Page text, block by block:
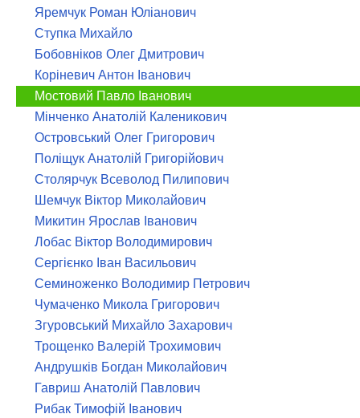
Яремчук Роман Юліанович
Ступка Михайло
Бобовніков Олег Дмитрович
Коріневич Антон Іванович
Мостовий Павло Іванович
Мінченко Анатолій Каленикович
Островський Олег Григорович
Поліщук Анатолій Григорійович
Столярчук Всеволод Пилипович
Шемчук Віктор Миколайович
Микитин Ярослав Іванович
Лобас Віктор Володимирович
Сергієнко Іван Васильович
Семиноженко Володимир Петрович
Чумаченко Микола Григорович
Згуровський Михайло Захарович
Трощенко Валерій Трохимович
Андрушків Богдан Миколайович
Гавриш Анатолій Павлович
Рибак Тимофій Іванович